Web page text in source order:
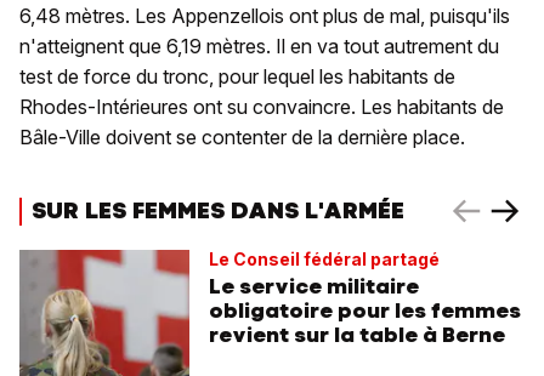
6,48 mètres. Les Appenzellois ont plus de mal, puisqu'ils
n'atteignent que 6,19 mètres. Il en va tout autrement du
test de force du tronc, pour lequel les habitants de
Rhodes-Intérieures ont su convaincre. Les habitants de
Bâle-Ville doivent se contenter de la dernière place.
SUR LES FEMMES DANS L'ARMÉE
Le Conseil fédéral partagé
Le service militaire
obligatoire pour les femmes
revient sur la table à Berne